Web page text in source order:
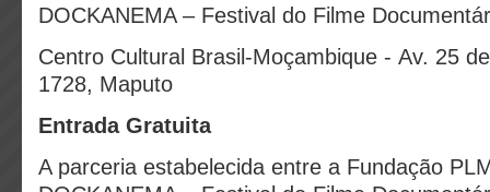
DOCKANEMA – Festival do Filme
Centro Cultural Brasil-Moçambique - Av. 25
1728, Maputo
Entrada Gratuita
A parceria estabelecida entre a Fundação